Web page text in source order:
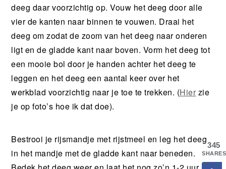
deeg daar voorzichtig op. Vouw het deeg door alle
vier de kanten naar binnen te vouwen. Draai het
deeg om zodat de zoom van het deeg naar onderen
ligt en de gladde kant naar boven. Vorm het deeg tot
een mooie bol door je handen achter het deeg te
leggen en het deeg een aantal keer over het
werkblad voorzichtig naar je toe te trekken. (Hier zie
je op foto’s hoe ik dat doe).
Bestrooi je rijsmandje met rijstmeel en leg het deeg
in het mandje met de gladde kant naar beneden.
345
SHARES